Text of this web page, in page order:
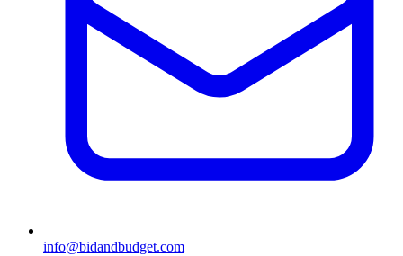
info@bidandbudget.com